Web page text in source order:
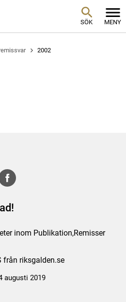
SÖK MENY
2002
inom Publikation,Remisser
från riksgalden.se
augusti 2019